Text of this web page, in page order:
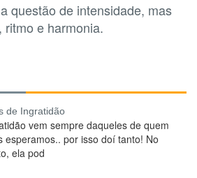
questão de intensidade, mas
e harmonia.
de Ingratidão
vem sempre daqueles de quem
esperamos.. por isso doí tanto! No
ela pod